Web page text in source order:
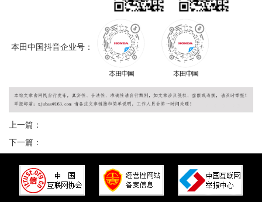
本田中国抖音企业号：
上一篇：
下一篇：